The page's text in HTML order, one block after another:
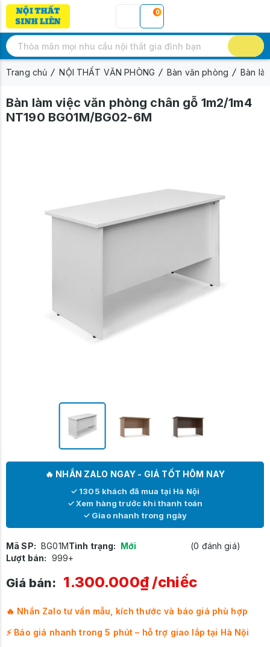
0
Trang chủ NỘI THẤT VĂN PHÒNG Bàn văn phòng Bàn
Bàn làm việc văn phòng chân gỗ 1m2/1m4
NT190 BG01M/BG02-6M
🔥 NHẮN ZALO NGAY - GIÁ TỐT HÔM NAY
✓ 1305 khách đã mua tại Hà Nội
✓ Xem hàng trước khi thanh toán
✓ Giao nhanh trong ngày
Mã SP: BG01MTình trạng: Mới
(0 đánh giá)
Lượt bán: 999+
Giá bán: 1.300.000₫/chiếc
🔥 Nhắn Zalo tư vấn mẫu, kích thước và báo giá phù hợp
⚡ Báo giá nhanh trong 5 phút – hỗ trợ giao lắp tại Hà Nội